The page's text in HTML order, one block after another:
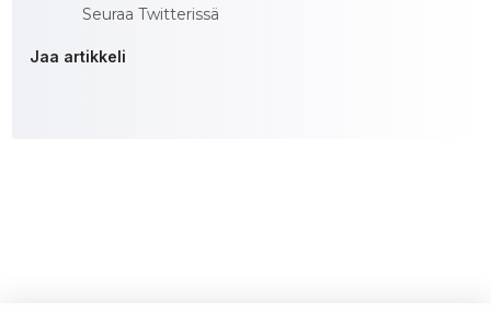
Seuraa Twitterissä
Jaa artikkeli